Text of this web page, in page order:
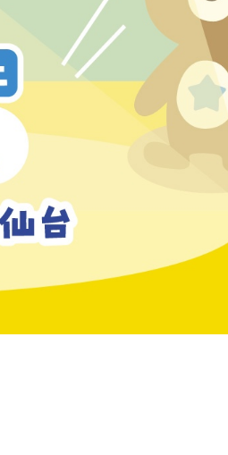
ング／3Dデザイン／学童保育
英会話（小学生）
クリエイティブテック
ラボ
の声
介